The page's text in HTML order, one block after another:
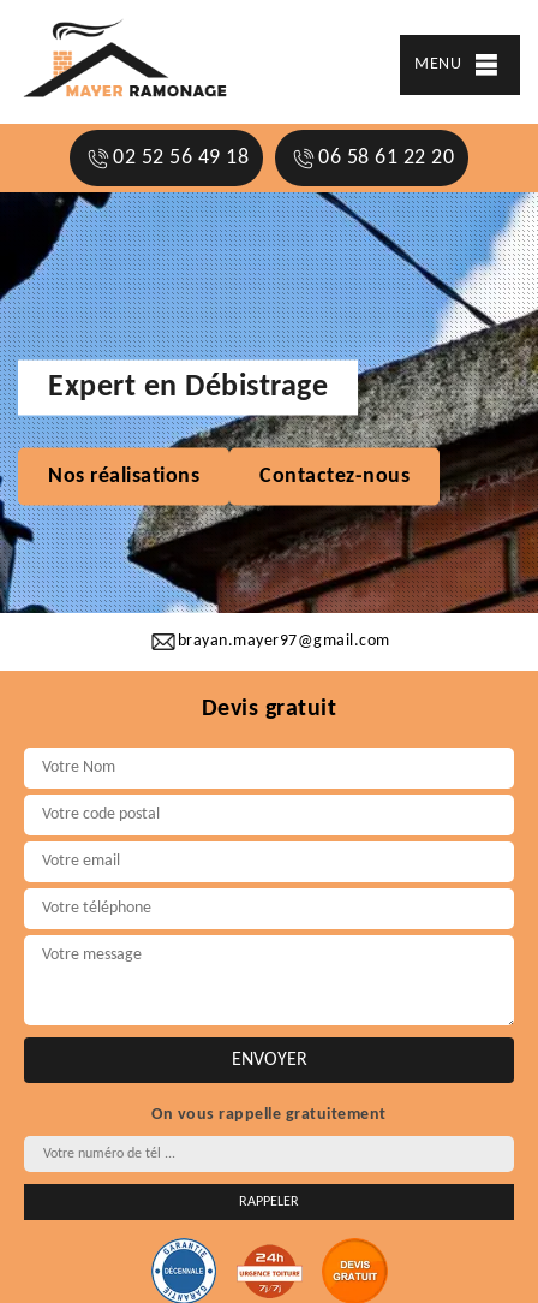
MENU
02 52 56 49 18 06 58 61 22 20
brayan.mayer97@gmail.com
Expert en Débistrage
Nos réalisations Contactez-nous
Devis gratuit
On vous rappelle gratuitement